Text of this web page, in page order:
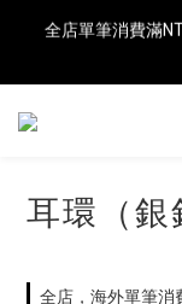
即日起消費滿
全店單筆消費滿
即日起消費滿
耳環（
全店，海外單筆消